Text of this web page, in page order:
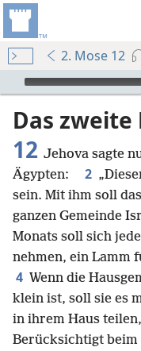
2. Mose 12
Audio Player
Das zweite
12 Jehova sagte
Ägypten:
2
sein. Mit ihm soll
ganzen Gemeinde
Monats soll sich
nehmen, ein Lamm
4 Wenn die
klein ist, soll sie es
in ihrem Haus
Berücksichtigt beim